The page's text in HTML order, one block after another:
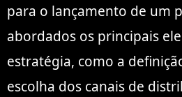
para o lançamento de um
abordados os principais
estratégia, como a
escolha dos canais de